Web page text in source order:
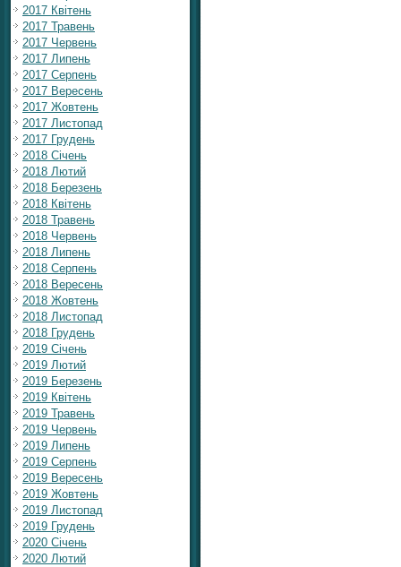
2017 Квітень
2017 Травень
2017 Червень
2017 Липень
2017 Серпень
2017 Вересень
2017 Жовтень
2017 Листопад
2017 Грудень
2018 Січень
2018 Лютий
2018 Березень
2018 Квітень
2018 Травень
2018 Червень
2018 Липень
2018 Серпень
2018 Вересень
2018 Жовтень
2018 Листопад
2018 Грудень
2019 Січень
2019 Лютий
2019 Березень
2019 Квітень
2019 Травень
2019 Червень
2019 Липень
2019 Серпень
2019 Вересень
2019 Жовтень
2019 Листопад
2019 Грудень
2020 Січень
2020 Лютий